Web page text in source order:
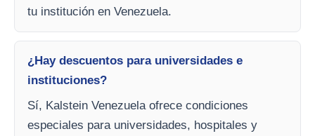
tu institución en Venezuela.
¿Hay descuentos para universidades e
instituciones?
Sí, Kalstein Venezuela ofrece condiciones
especiales para universidades, hospitales y